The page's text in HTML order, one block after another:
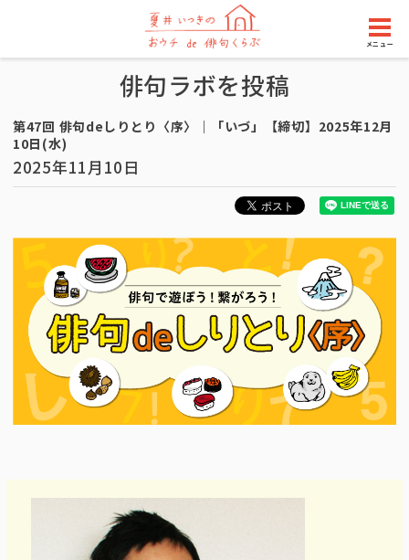
メニュー
俳句ラボを投稿
第47回 俳句deしりとり〈序〉｜「いづ」【締切】2025年12月
10日(水)
2025年11月10日